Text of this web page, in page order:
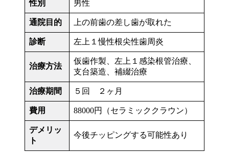
性別 男性
通院目的 上の前歯の差し歯が取れた
診断 左上１慢性根尖性歯周炎
治療方法
仮歯作製、左上１感染根管治療、
支台築造、補綴治療
治療期間 ５回 ２ヶ月
費用 88000円（セラミッククラウン）
デメリッ
ト
今後チッピングする可能性あり